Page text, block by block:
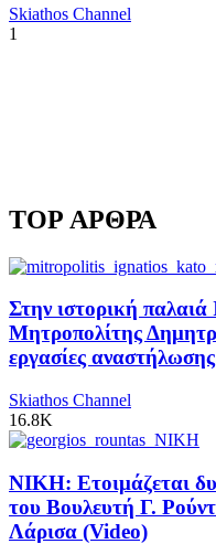
Skiathos Channel
1
TOP ΑΡΘΡΑ
Στην ιστορική
Μητροπολίτης
εργασίες
Skiathos Channel
16.8K
ΝΙΚΗ: Ετοιμάζεται
του Βουλευτή Γ.
Λάρισα (Video)